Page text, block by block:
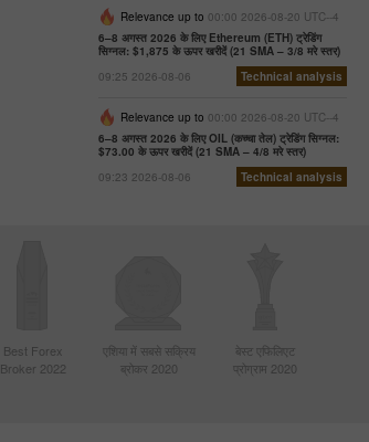
Relevance up to 00:00 2026-08-20 UTC--4
6–8 अगस्त 2026 के लिए Ethereum (ETH) ट्रेडिंग
सिग्नल: $1,875 के ऊपर खरीदें (21 SMA – 3/8 मरे स्तर)
09:25 2026-08-06
Technical analysis
Relevance up to 00:00 2026-08-20 UTC--4
6–8 अगस्त 2026 के लिए OIL (कच्चा तेल) ट्रेडिंग सिग्नल:
$73.00 के ऊपर खरीदें (21 SMA – 4/8 मरे स्तर)
09:23 2026-08-06
Technical analysis
Best Forex
Broker 2022
एशिया में सबसे सक्रिय
ब्रोकर 2020
बेस्ट एफिलिएट
प्रोग्राम 2020